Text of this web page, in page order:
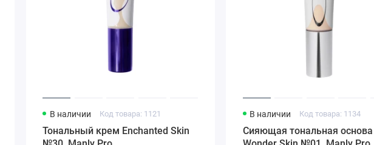
В наличии Код товара: 1121
Тональный крем Enchanted Skin
В наличии Код товара: 1134
Сияющая тональная основа